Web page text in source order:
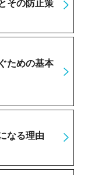
その防止策
ための基本
なる理由